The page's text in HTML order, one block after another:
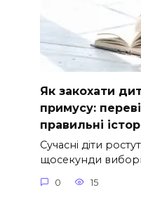
Як закохати
примусу:
правильні
Сучасні діти
щосекунди
0 15